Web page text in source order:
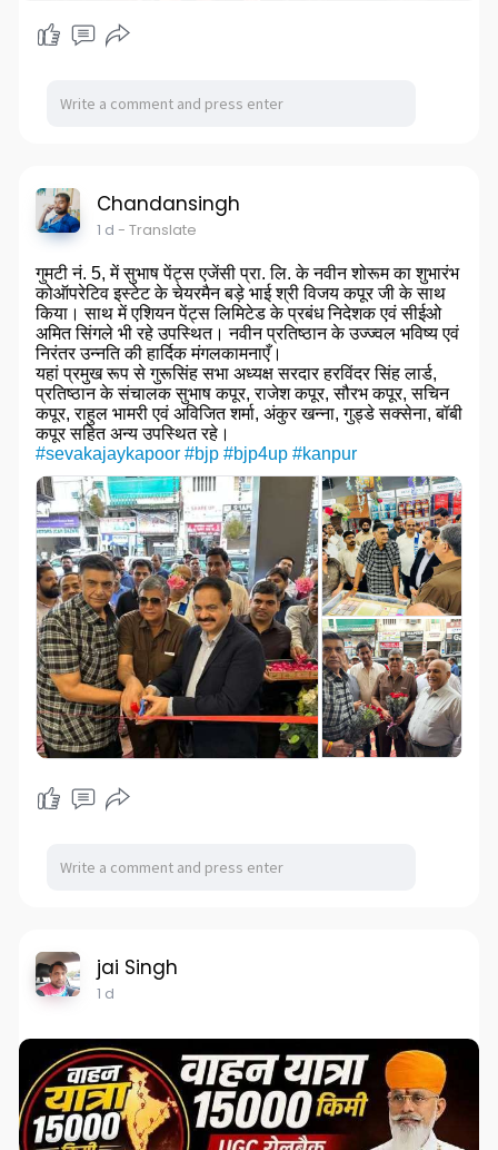
Chandansingh
1 d - Translate
गुमटी नं. 5, में सुभाष पेंट्स एजेंसी प्रा. लि. के नवीन शोरूम का शुभारंभ
कोऑपरेटिव इस्टेट के चेयरमैन बड़े भाई श्री विजय कपूर जी के साथ
किया। साथ में एशियन पेंट्स लिमिटेड के प्रबंध निदेशक एवं सीईओ
अमित सिंगले भी रहे उपस्थित। नवीन प्रतिष्ठान के उज्ज्वल भविष्य एवं
निरंतर उन्नति की हार्दिक मंगलकामनाएँ।
यहां प्रमुख रूप से गुरूसिंह सभा अध्यक्ष सरदार हरविंदर सिंह लार्ड,
प्रतिष्ठान के संचालक सुभाष कपूर, राजेश कपूर, सौरभ कपूर, सचिन
कपूर, राहुल भामरी एवं अविजित शर्मा, अंकुर खन्ना, गुड्डे सक्सेना, बॉबी
कपूर सहित अन्य उपस्थित रहे।
#sevakajaykapoor #bjp #bjp4up #kanpur
jai Singh
1 d